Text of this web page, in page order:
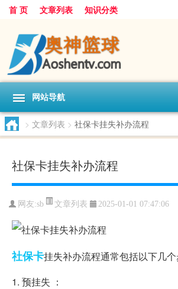
首 页 文章列表 知识分类
网站导航
> 文章列表 > 社保卡挂失补办流程
社保卡挂失补办流程
网友:sb 文章列表 2025-01-01 07:47:06
社保卡挂失补办流程通常包括以下几个
1. 预挂失 ：